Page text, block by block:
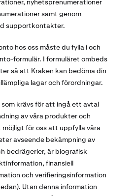
nyhetsprenumerationer
samt genom
supportkontakter.
hos oss måste du fylla i och
formulär. I formuläret ombeds
så att Kraken kan bedöma din
lagar och förordningar.
krävs för att ingå ett avtal
av våra produkter och
för oss att uppfylla våra
avseende bekämpning av
bedrägerier, är biografisk
finansiell
och verifieringsinformation
Utan denna information